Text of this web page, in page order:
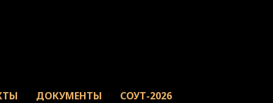
ДОКУМЕНТЫ СОУТ-2026